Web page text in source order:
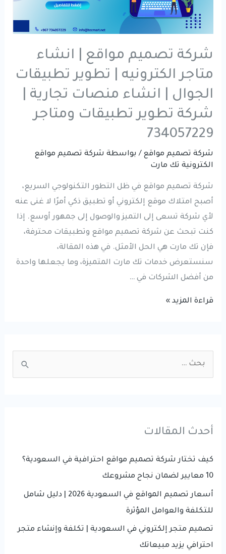
شركة تصميم مواقع | انشاء
متاجر الكترونيه | تطوير تطبيقات
الجوال | انشاء منصات تجارية |
شركة تطوير تطبيقات ومتاجر
734057229
شركة تصميم مواقع / بواسطة شركة تصميم مواقع
الكترونية تك مارت
شركة تصميم مواقع في ظل التطور التكنولوجي السريع،
أصبح امتلاك موقع إلكتروني أو تطبيق ذكي أمرًا لا غنى عنه
لأي شركة تسعى إلى التميز والوصول إلى جمهور أوسع. إذا
كنت تبحث عن شركة تصميم مواقع وتطبيقات محترفة،
فإن تك مارت هي الحل الأمثل. في هذه المقالة،
سنستعرض خدمات تك مارت المتميزة، وما يجعلها واحدة
من أفضل الشركات في …
شركة
انشاء
متاجر
منصات
تجارية
|
شركة
قراءة المزيد »
c
f
o
r
أحدث المقالات
كيف تختار شركة تصميم مواقع احترافية في السعودية؟
10 معايير لضمان نجاح مشروعك
أسعار تصميم المواقع في السعودية 2026 | دليل شامل
للتكلفة والعوامل المؤثرة
تصميم متجر إلكتروني في السعودية | تكلفة وإنشاء متجر
احترافي يزيد مبيعاتك